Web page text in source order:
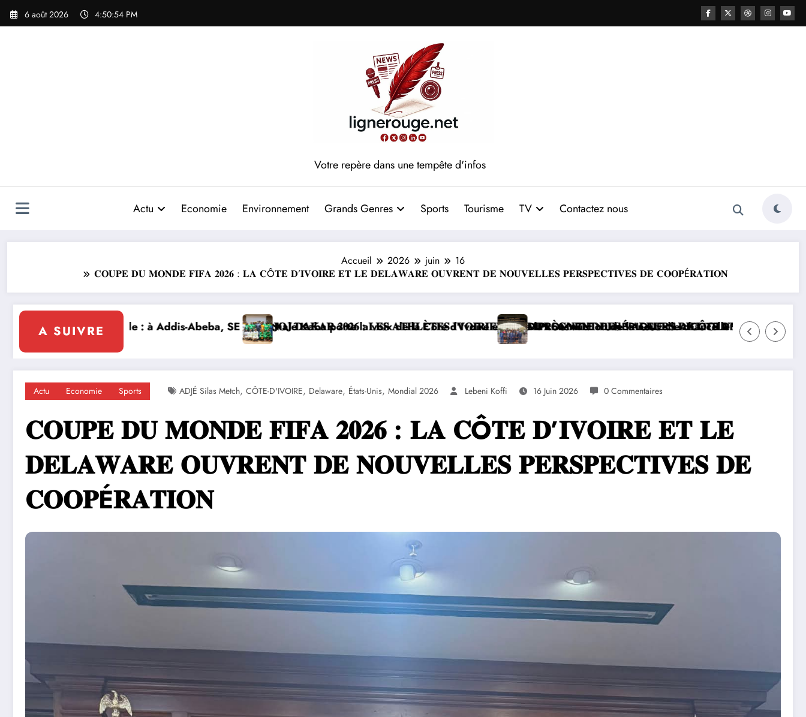
Aller
6 août 2026 4:50:57 PM
Votre repère dans une tempête d'infos
Actu Economie Environnement Grands Genres Sports Tourisme TV Contactez nous
Accueil 2026 juin
16
𝐂𝐎𝐔𝐏𝐄 𝐃𝐔 𝐌𝐎𝐍𝐃𝐄 𝐅𝐈𝐅𝐀 𝟐𝟎𝟐𝟔 : 𝐋𝐀 𝐂Ô𝐓𝐄 𝐃’𝐈𝐕𝐎𝐈𝐑𝐄 𝐄𝐓 𝐋𝐄 𝐃𝐄𝐋𝐀𝐖𝐀𝐑𝐄 𝐎𝐔𝐕𝐑𝐄𝐍𝐓 𝐃𝐄 𝐍𝐎𝐔𝐕𝐄𝐋𝐋𝐄𝐒 𝐏𝐄𝐑𝐒𝐏𝐄𝐂𝐓𝐈𝐕𝐄𝐒 𝐃𝐄 𝐂𝐎𝐎𝐏É𝐑𝐀𝐓𝐈𝐎𝐍
A SUIVRE
Côte d’Ivoire et lance la construction de la nouvelle chancellerie
𝐈𝐕𝐎𝐈𝐑𝐈𝐄𝐍𝐒 𝐒’𝐈𝐌𝐏𝐑È𝐆𝐍𝐄𝐍𝐓 𝐃𝐄𝐒 𝐕𝐀𝐋𝐄𝐔𝐑𝐒 𝐃𝐄 𝐋’𝐎𝐋𝐘𝐌𝐏𝐈𝐒𝐌𝐄 À É𝐁𝐈𝐌𝐏É
DIPLOMATIE NUMÉRIQUE : LA CÔTE D’IVOIRE S’OFFRE UN DOUBLE SUCCÈS AU NIGERIA
𝐋𝐀𝐍𝐂𝐄𝐌𝐄𝐍𝐓 𝐃𝐄 𝐋𝐀 𝟖𝐄 É𝐃𝐈𝐓𝐈𝐎𝐍 𝐃𝐄 𝐂𝐄𝐋𝐄𝐒𝐓𝐄 𝐂𝐎𝐏𝐀 𝐈𝐍𝐓𝐄𝐑𝐍𝐀𝐓𝐈𝐎𝐍𝐀𝐋 : 𝐋𝐄
SEM BRICE CLOTAIRE OLIGUI
Actu Economie Sports ADJÉ Silas Metch, CÔTE-D'IVOIRE, Delaware, États-Unis, Mondial 2026 Lebeni Koffi 16 Juin 2026 0 Commentaires
𝐂𝐎𝐔𝐏𝐄 𝐃𝐔 𝐌𝐎𝐍𝐃𝐄 𝐅𝐈𝐅𝐀 𝟐𝟎𝟐𝟔 : 𝐋𝐀 𝐂Ô𝐓𝐄 𝐃’𝐈𝐕𝐎𝐈𝐑𝐄 𝐄𝐓 𝐋𝐄
𝐃𝐄𝐋𝐀𝐖𝐀𝐑𝐄 𝐎𝐔𝐕𝐑𝐄𝐍𝐓 𝐃𝐄 𝐍𝐎𝐔𝐕𝐄𝐋𝐋𝐄𝐒 𝐏𝐄𝐑𝐒𝐏𝐄𝐂𝐓𝐈𝐕𝐄𝐒 𝐃𝐄
𝐂𝐎𝐎𝐏É𝐑𝐀𝐓𝐈𝐎𝐍